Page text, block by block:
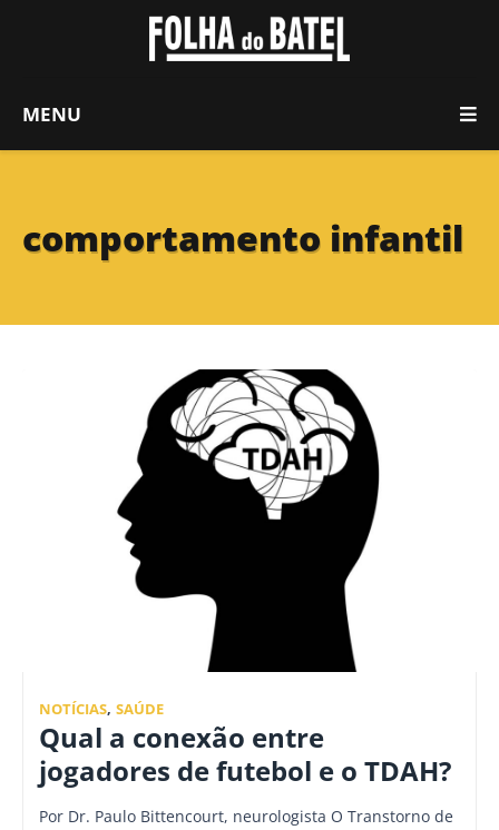
MENU
comportamento infantil
NOTÍCIAS, SAÚDE
Qual a conexão entre
jogadores de futebol e o TDAH?
Por Dr. Paulo Bittencourt, neurologista O Transtorno de